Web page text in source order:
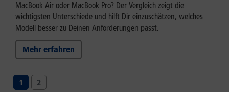
MacBook Air oder MacBook Pro? Der Vergleich zeigt die
wichtigsten Unterschiede und hilft Dir einzuschätzen, welches
Modell besser zu Deinen Anforderungen passt.
Mehr erfahren
1 2